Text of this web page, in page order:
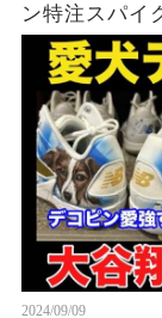
ン特注スパイ
2024/09/09